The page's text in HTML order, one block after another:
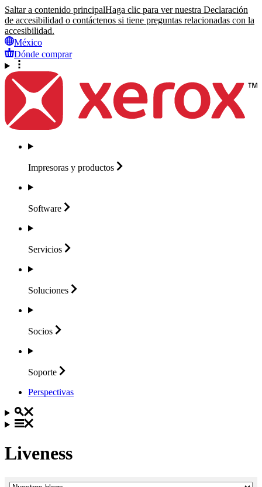
Saltar a contenido principalHaga clic para ver nuestra Declaración
de accesibilidad o contáctenos si tiene preguntas relacionadas con la
accesibilidad.
México
Dónde comprar
Impresoras y productos
Software
Servicios
Soluciones
Socios
Soporte
Perspectivas
Liveness